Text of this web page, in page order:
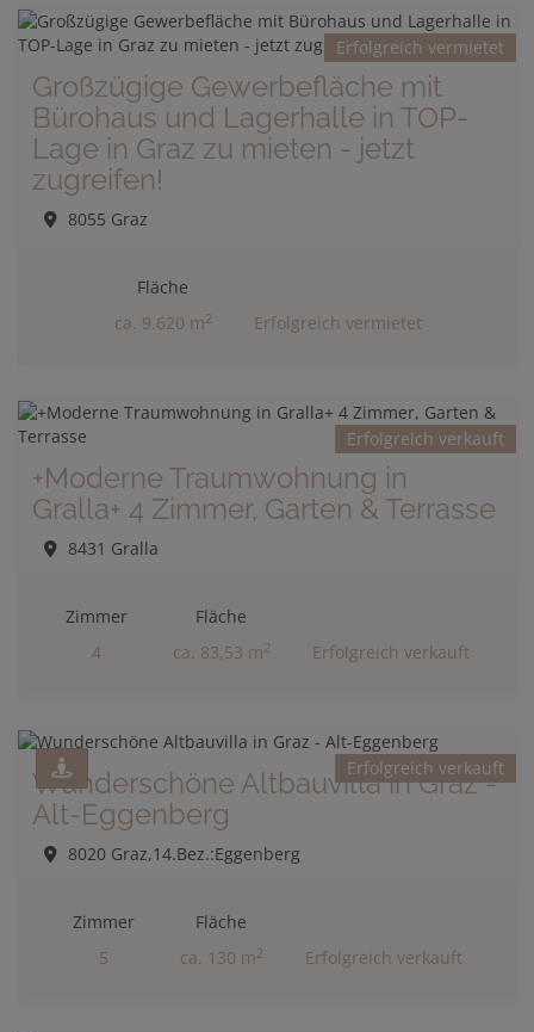
Erfolgreich vermietet
Großzügige Gewerbefläche mit
Bürohaus und Lagerhalle in TOP-
Lage in Graz zu mieten - jetzt
zugreifen!
8055 Graz
Fläche
ca. 9.620 m2 Erfolgreich vermietet
Erfolgreich verkauft
+Moderne Traumwohnung in
Gralla+ 4 Zimmer, Garten & Terrasse
8431 Gralla
Zimmer
4
Fläche
ca. 83,53 m2 Erfolgreich verkauft
Erfolgreich verkauft
Wunderschöne Altbauvilla in Graz -
Alt-Eggenberg
8020 Graz,14.Bez.:Eggenberg
Zimmer
5
Fläche
ca. 130 m2 Erfolgreich verkauft